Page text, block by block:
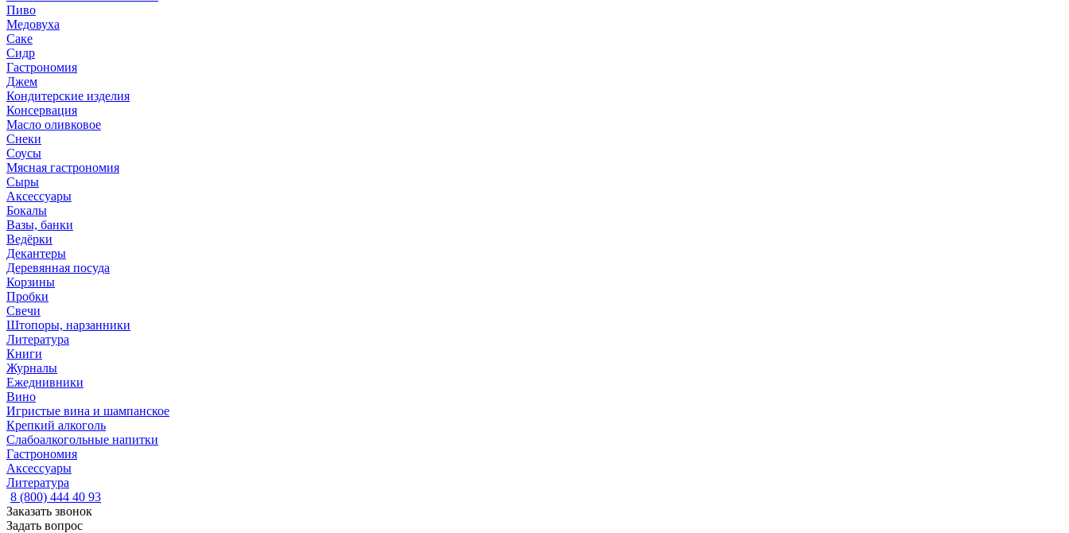
Пиво
Медовуха
Саке
Сидр
Гастрономия
Джем
Кондитерские изделия
Консервация
Масло оливковое
Снеки
Соусы
Мясная гастрономия
Сыры
Аксессуары
Бокалы
Вазы, банки
Ведёрки
Декантеры
Деревянная посуда
Корзины
Пробки
Свечи
Штопоры, нарзанники
Литература
Книги
Журналы
Ежеднивники
Вино
Игристые вина и шампанское
Крепкий алкоголь
Слабоалкогольные напитки
Гастрономия
Аксессуары
Литература
8 (800) 444 40 93
Заказать звонок
Задать вопрос